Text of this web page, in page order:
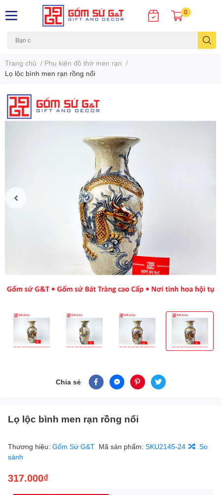
0
Trang chủ / Phụ kiện đồ thờ men rạn /
Lọ lộc bình men rạn rồng nổi
Chia sẻ
Lọ lộc bình men rạn rồng nổi
Thương hiệu: Gốm Sứ G&T Mã sản phẩm: SKU2145-24
So
sánh
317.000₫